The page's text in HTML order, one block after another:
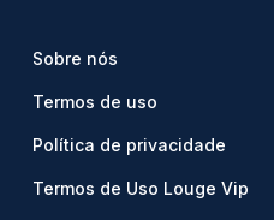
Sobre nós
Termos de uso
Política de privacidade
Termos de Uso Louge Vip